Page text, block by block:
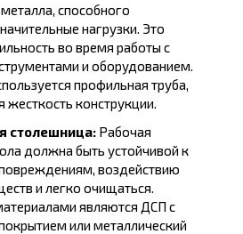
способного
нагрузки. Это
во время работы с
и оборудованием.
профильная труба,
конструкции.
столешница: Рабочая
должна быть устойчивой к
воздействию
и легко очищаться.
являются ДСП с
или металлический